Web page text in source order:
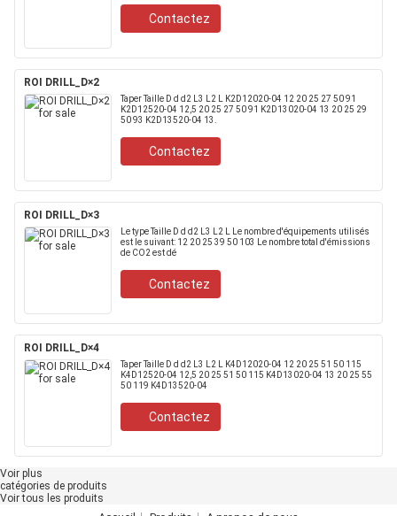
Contactez
ROI DRILL_D×2
Taper Taille D d d2 L3 L2 L K2D12020-04 12 20 25 27 50 91
K2D12520-04 12,5 20 25 27 50 91 K2D13020-04 13 20 25 29
50 93 K2D13520-04 13.
Contactez
ROI DRILL_D×3
Le type Taille D d d2 L3 L2 L Le nombre d'équipements utilisés
est le suivant: 12 20 25 39 50 103 Le nombre total d'émissions
de CO2 est dé
Contactez
ROI DRILL_D×4
Taper Taille D d d2 L3 L2 L K4D12020-04 12 20 25 51 50 115
K4D12520-04 12,5 20 25 51 50 115 K4D13020-04 13 20 25 55
50 119 K4D13520-04
Contactez
Voir plus
catégories de produits
Voir tous les produits